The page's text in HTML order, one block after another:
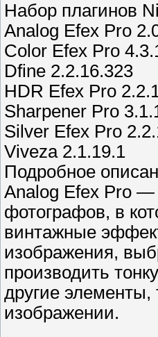
Набор плагинов
Analog Efex Pro
Color Efex Pro
Dfine 2.2.16.323
HDR Efex Pro
Sharpener Pro
Silver Efex Pro
Viveza 2.1.19.1
Подробное
Analog Efex Pro —
фотографов, в
винтажные
изображения,
производить
другие
изображении.